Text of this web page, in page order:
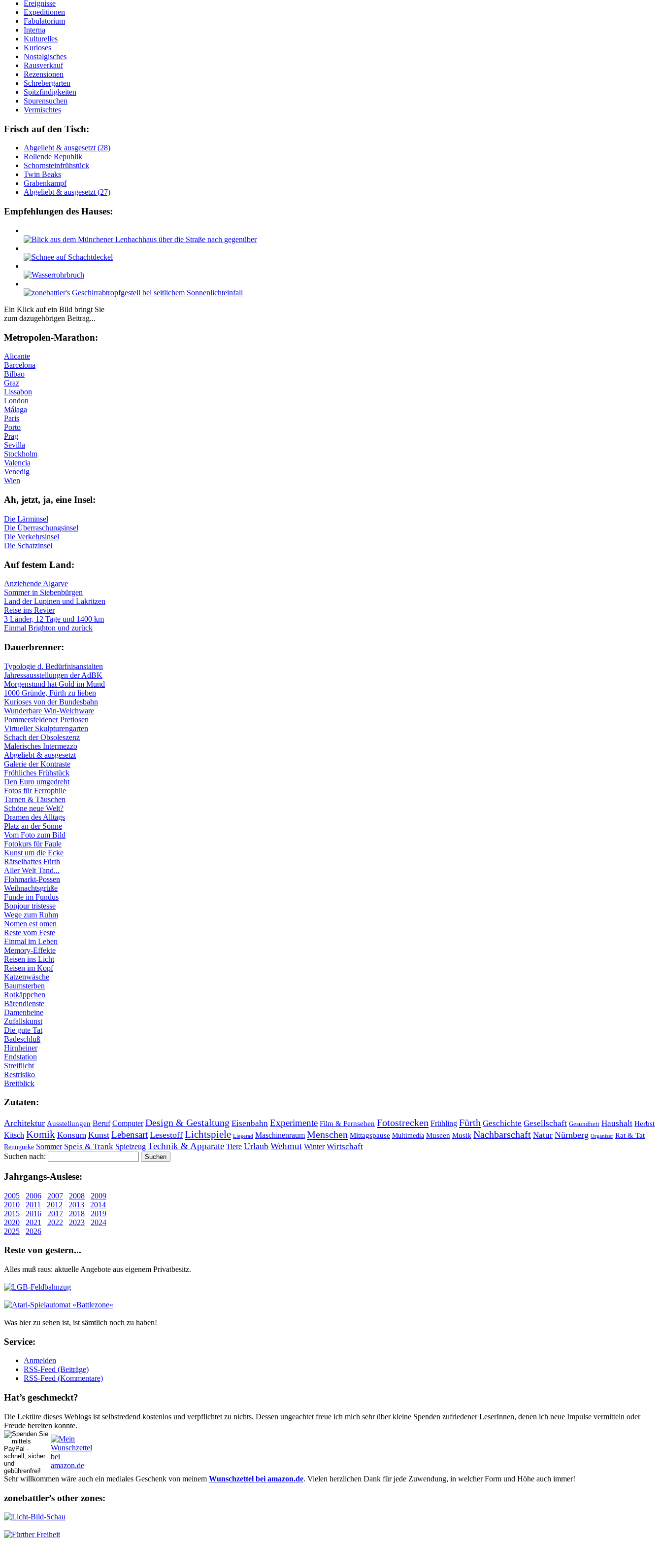
Ereignisse
Expeditionen
Fabulatorium
Interna
Kulturelles
Kurioses
Nostalgisches
Rausverkauf
Rezensionen
Schrebergarten
Spitzfindigkeiten
Spurensuchen
Vermischtes
Frisch auf den Tisch:
Ab­ge­liebt & aus­ge­setzt (28)
Rol­len­de Re­pu­blik
Schorn­stein­früh­stück
Twin Beaks
Gra­ben­kampf
Ab­ge­liebt & aus­ge­setzt (27)
Empfehlungen des Hauses:
Ein Klick auf ein Bild bringt Sie
zum dazugehörigen Beitrag...
Me­tro­po­len-Ma­ra­thon:
Alicante
Barcelona
Bilbao
Graz
Lissabon
London
Málaga
Paris
Porto
Prag
Sevilla
Stockholm
Valencia
Venedig
Wien
Ah, jetzt, ja, ei­ne In­sel:
Die Lärminsel
Die Überraschungsinsel
Die Verkehrsinsel
Die Schatzinsel
Auf fe­stem Land:
Anziehende Algarve
Sommer in Siebenbürgen
Land der Lupinen und Lakritzen
Reise ins Revier
3 Länder, 12 Tage und 1400 km
Einmal Brighton und zurück
Dau­er­bren­ner:
Typologie d. Bedürfnisanstalten
Jahressausstellungen der AdBK
Morgenstund hat Gold im Mund
1000 Gründe, Fürth zu lieben
Kurioses von der Bundesbahn
Wunderbare Win-Weichware
Pommersfeldener Pretiosen
Virtueller Skulpturengarten
Schach der Obsoleszenz
Malerisches Intermezzo
Abgeliebt & ausgesetzt
Galerie der Kontraste
Fröhliches Frühstück
Den Euro umgedreht
Fotos für Ferrophile
Tarnen & Täuschen
Schöne neue Welt?
Dramen des Alltags
Platz an der Sonne
Vom Foto zum Bild
Fotokurs für Faule
Kunst um die Ecke
Rätselhaftes Fürth
Aller Welt Tand...
Flohmarkt-Possen
Weihnachtsgrüße
Funde im Fundus
Bonjour tristesse
Wege zum Ruhm
Nomen est omen
Reste vom Feste
Einmal im Leben
Memory-Effekte
Reisen ins Licht
Reisen im Kopf
Katzenwäsche
Baumsterben
Rotkäppchen
Bärendienste
Damenbeine
Zufallskunst
Die gute Tat
Badeschluß
Hirnheiner
Endstation
Streiflicht
Restrisiko
Breitblick
Zu­ta­ten:
Architektur Ausstellungen Beruf Computer Design & Gestaltung Eisenbahn Experimente Film & Fernsehen Fotostrecken Frühling Fürth Geschichte Gesellschaft Gesundheit Haushalt Herbst
Kitsch Komik Konsum Kunst Lebensart Lesestoff Lichtspiele Liegerad Maschinenraum Menschen Mittagspause Multimedia Museen Musik Nachbarschaft Natur Nürnberg Organizer Rat & Tat
Renngurke Sommer Speis & Trank Spielzeug Technik & Apparate Tiere Urlaub Wehmut Winter Wirtschaft
Suchen nach:
Jahr­gangs-Aus­le­se:
2005 2006 2007 2008
2009
2010
2011 2012 2013
2014
2015
2016 2017 2018
2019
2020
2021 2022 2023
2024
2025
2026
Re­ste von ge­stern...
Alles muß raus: aktuelle An­ge­bo­te aus eigenem Privatbesitz.
Was hier zu sehen ist, ist sämt­lich noch zu haben!
Ser­vice:
Anmelden
RSS-Feed (Beiträge)
RSS-Feed (Kommentare)
Hat’s ge­schmeckt?
Die Lektüre dieses Weblogs ist selbstredend kostenlos und ver­pflich­tet zu nichts. Dessen un­ge­achtet freue ich mich sehr über kleine Spenden zufriedener Le­serInnen, denen ich neue Im­pul­se vermitteln oder
Freude bereiten konnte.
Sehr willkommen wäre auch ein mediales Geschenk von meinem Wunschzettel bei amazon.de. Vielen herzlichen Dank für jede Zuwendung, in welcher Form und Höhe auch immer!
zonebattler’s other zo­nes: